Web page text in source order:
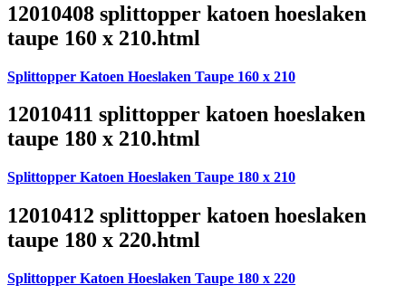
12010408 splittopper katoen hoeslaken
taupe 160 x 210.html
Splittopper Katoen Hoeslaken Taupe 160 x 210
12010411 splittopper katoen hoeslaken
taupe 180 x 210.html
Splittopper Katoen Hoeslaken Taupe 180 x 210
12010412 splittopper katoen hoeslaken
taupe 180 x 220.html
Splittopper Katoen Hoeslaken Taupe 180 x 220